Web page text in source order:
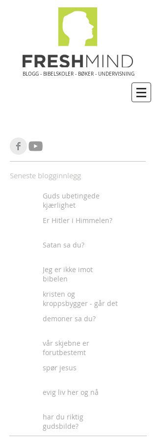
BLOGG - BIBELSKOLER - BØKER - UNDERVISNING
Seneste blogginnlegg
Guds ubetingede
kjærlighet
Er Hitler i Himmelen?
Satan sa du?
Jeg er ikke imot
bibelen
kristen og
kroppsbygger - går det
demoner sa du?
vår skjebne er
forutbestemt
spør jesus
evig liv her og nå
har du riktig
gudsbilde?